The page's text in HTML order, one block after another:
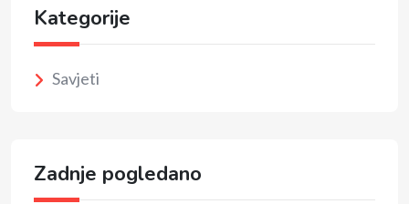
Kategorije
Savjeti
Zadnje pogledano